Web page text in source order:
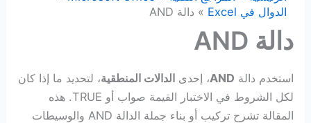
الدوال في Excel
دالة AND
دالة AND
استخدم دالة AND، إحدىالدالات المنطقية، لتحديد ما إذا كان
لكل الشروط في الاختبار القيمة صواب أو TRUE. هذه
المقالة تشرح تركيب أو بناء جملة الدالة AND والوسيطات